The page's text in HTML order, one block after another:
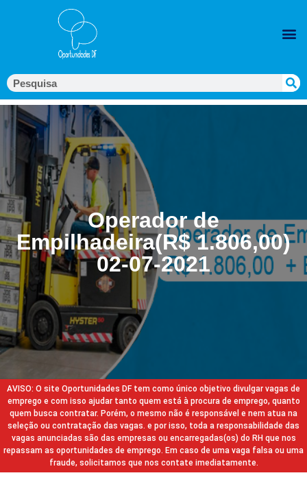
Operador de
Empilhadeira(R$ 1.806,00)
02-07-2021
AVISO: O site Oportunidades DF tem como único objetivo divulgar vagas de
emprego e com isso ajudar tanto quem está à procura de emprego, quanto
quem busca contratar. Porém, o mesmo não é responsável e nem atua na
seleção ou contratação das vagas. e por isso, toda a responsabilidade das
vagas anunciadas são das empresas ou encarregadas(os) do RH que nos
repassam as oportunidades de emprego. Em caso de uma vaga falsa ou uma
fraude, solicitamos que nos contate imediatamente.